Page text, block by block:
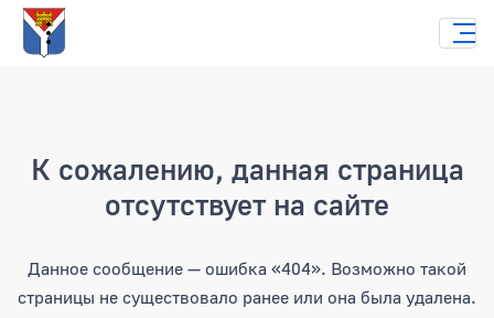
К сожалению, данная страница
отсутствует на сайте
Данное сообщение — ошибка «404». Возможно такой
страницы не существовало ранее или она была удалена.